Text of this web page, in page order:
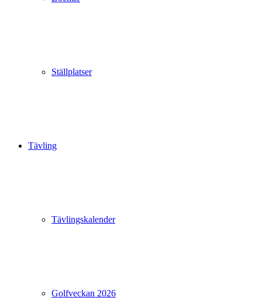
Ställplatser
Tävling
Tävlingskalender
Golfveckan 2026